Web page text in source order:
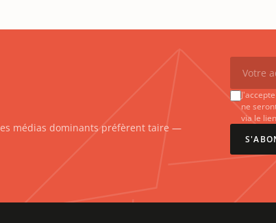
médias dominants préfèrent taire —
ne
via le